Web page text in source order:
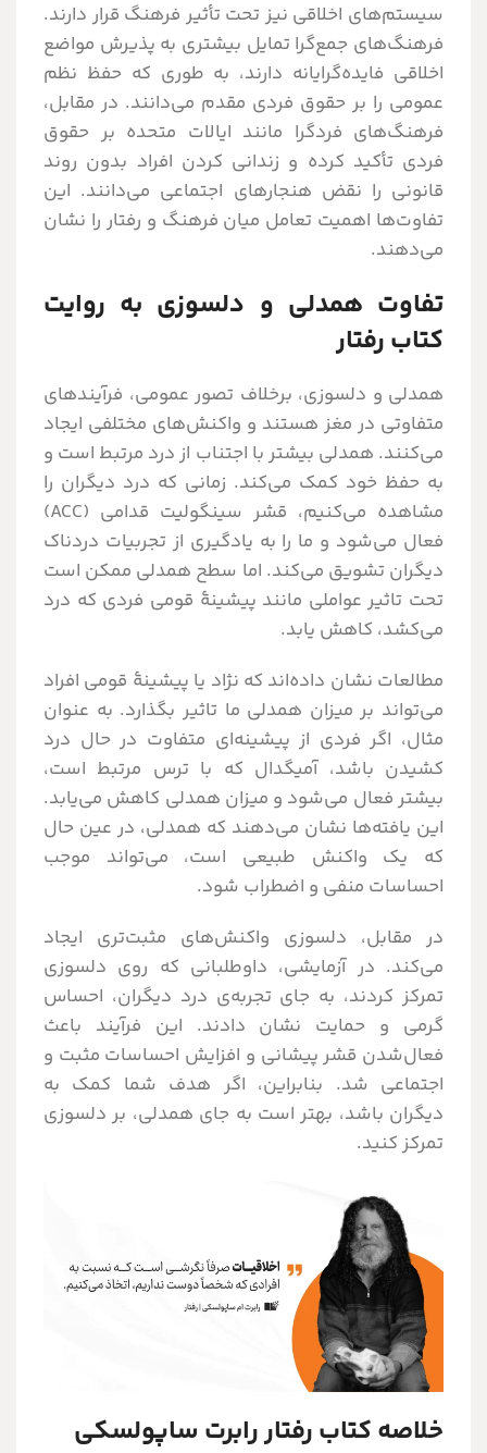
سیستم‌های اخلاقی نیز تحت تأثیر فرهنگ قرار دارند.
فرهنگ‌های جمع‌گرا تمایل بیشتری به پذیرش مواضع
اخلاقی فایده‌گرایانه دارند، به طوری که حفظ نظم
عمومی را بر حقوق فردی مقدم می‌دانند. در مقابل،
فرهنگ‌های فردگرا مانند ایالات متحده بر حقوق
فردی تأکید کرده و زندانی کردن افراد بدون روند
قانونی را نقض هنجارهای اجتماعی می‌دانند. این
تفاوت‌ها اهمیت تعامل میان فرهنگ و رفتار را نشان
می‌دهند.
تفاوت همدلی و دلسوزی به روایت
کتاب رفتار
همدلی و دلسوزی، برخلاف تصور عمومی، فرآیندهای
متفاوتی در مغز هستند و واکنش‌های مختلفی ایجاد
می‌کنند. همدلی بیشتر با اجتناب از درد مرتبط است و
به حفظ خود کمک می‌کند. زمانی که درد دیگران را
مشاهده می‌کنیم، قشر سینگولیت قدامی (ACC)
فعال می‌شود و ما را به یادگیری از تجربیات دردناک
دیگران تشویق می‌کند. اما سطح همدلی ممکن است
تحت تاثیر عواملی مانند پیشینۀ قومی فردی که درد
می‌کشد، کاهش یابد.
مطالعات نشان داده‌اند که نژاد یا پیشینۀ قومی افراد
می‌تواند بر میزان همدلی ما تاثیر بگذارد. به عنوان
مثال، اگر فردی از پیشینه‌ای متفاوت در حال درد
کشیدن باشد، آمیگدال که با ترس مرتبط است،
بیشتر فعال می‌شود و میزان همدلی کاهش می‌یابد.
این یافته‌ها نشان می‌دهند که همدلی، در عین حال
که یک واکنش طبیعی است، می‌تواند موجب
احساسات منفی و اضطراب شود.
در مقابل، دلسوزی واکنش‌های مثبت‌تری ایجاد
می‌کند. در آزمایشی، داوطلبانی که روی دلسوزی
تمرکز کردند، به جای تجربه‌ی درد دیگران، احساس
گرمی و حمایت نشان دادند. این فرآیند باعث
فعال‌شدن قشر پیشانی و افزایش احساسات مثبت و
اجتماعی شد. بنابراین، اگر هدف شما کمک به
دیگران باشد، بهتر است به جای همدلی، بر دلسوزی
تمرکز کنید.
خلاصه کتاب رفتار رابرت ساپولسکی